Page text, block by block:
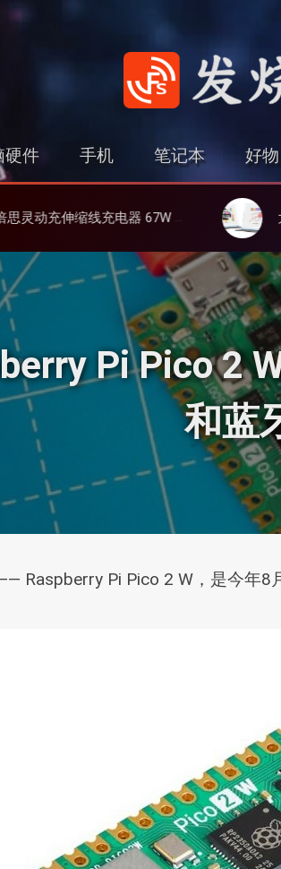
发烧友
硬件 手机 笔记本 好物
伸缩线、氮化镓、3C多设备同时充 大上 Paperlike 13K
Pi Pico 2
和蓝
Raspberry Pi Pico 2 W，是今年8